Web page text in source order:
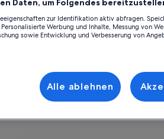
7 8 9
23
30
7 8 9
21 22
28 29
durch unsere Feriendomizile und finde
Familie oder einfach nur deinem treuen
und ein Trockner. Und auch wenn
Daten, um Folgendes
zur Identifikation aktiv abfragen.
Werbung und Inhalte, Messung von
sowie Entwicklung und Verbesserung von
Alle ablehnen